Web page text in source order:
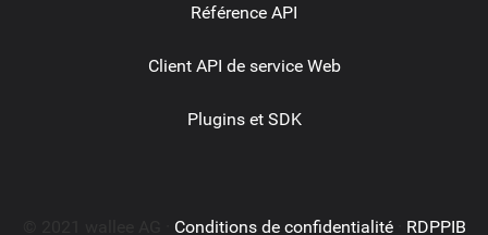
Référence API
Client API de service Web
Plugins et SDK
Conditions de confidentialité· RDPPIB